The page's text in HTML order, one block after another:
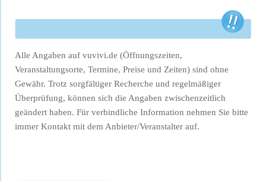
Alle Angaben auf vuvivi.de (Öffnungszeiten,
Veranstaltungsorte, Termine, Preise und Zeiten) sind ohne
Gewähr. Trotz sorgfältiger Recherche und regelmäßiger
Überprüfung, können sich die Angaben zwischenzeitlich
geändert haben. Für verbindliche Information nehmen Sie bitte
immer Kontakt mit dem Anbieter/Veranstalter auf.